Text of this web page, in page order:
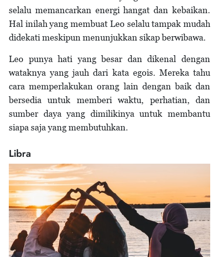
selalu memancarkan energi hangat dan kebaikan.
Hal inilah yang membuat Leo selalu tampak mudah
didekati meskipun menunjukkan sikap berwibawa.
Leo punya hati yang besar dan dikenal dengan
wataknya yang jauh dari kata egois. Mereka tahu
cara memperlakukan orang lain dengan baik dan
bersedia untuk memberi waktu, perhatian, dan
sumber daya yang dimilikinya untuk membantu
siapa saja yang membutuhkan.
Libra